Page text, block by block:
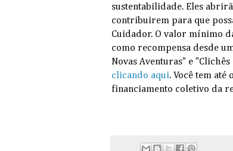
sustentabilidade. Eles
contribuirem para que
Cuidador. O valor mínimo
como recompensa desde
Novas Aventuras" e
clicando aqui. Você tem
financiamento coletivo da